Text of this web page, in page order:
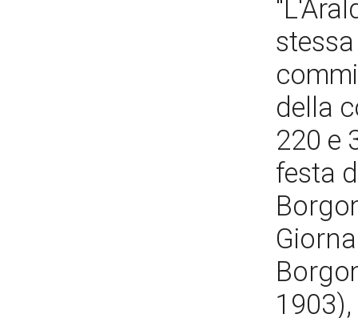
della
220 e
festa